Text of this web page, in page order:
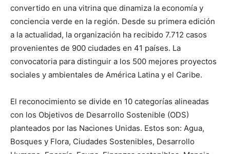
convertido en una vitrina que dinamiza la economía y
conciencia verde en la región. Desde su primera edición
a la actualidad, la organización ha recibido 7.712 casos
provenientes de 900 ciudades en 41 países. La
convocatoria para distinguir a los 500 mejores proyectos
sociales y ambientales de América Latina y el Caribe.
El reconocimiento se divide en 10 categorías alineadas
con los Objetivos de Desarrollo Sostenible (ODS)
planteados por las Naciones Unidas. Estos son: Agua,
Bosques y Flora, Ciudades Sostenibles, Desarrollo